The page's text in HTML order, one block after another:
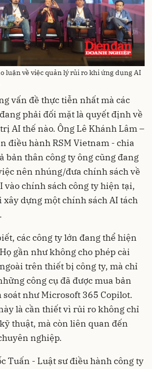
luận về việc quản lý rủi ro khi ứng dụng AI
vấn đề thực tiễn nhất mà các
phải đối mặt là quyết định về
AI thế nào. Ông Lê Khánh Lâm –
điều hành RSM Vietnam - chia
bản thân công ty ông cũng đang
nên nhúng/đưa chính sách về
vào chính sách công ty hiện tại,
xây dựng một chính sách AI tách
các công ty lớn đang thể hiện
gần như không cho phép cài
trên thiết bị công ty, mà chỉ
công cụ đã được mua bản
như Microsoft 365 Copilot.
là cần thiết vì rủi ro không chỉ
thuật, mà còn liên quan đến
nghiệp.
Tuấn - Luật sư điều hành công ty